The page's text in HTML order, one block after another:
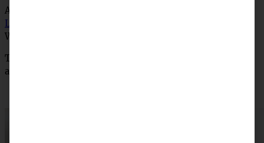
Am Besten schmecken Brioches mit etwas Salzbutter,
Lemon-Curd
Wahl…
TIPP: Bitte die Brioches frisch, d.h. am besten lauwarm
aus dem Ofen – oder am gleichen Tag – genießen!